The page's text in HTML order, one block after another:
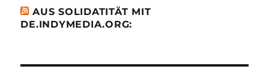
AUS SOLIDATITÄT MIT
DE.INDYMEDIA.ORG: